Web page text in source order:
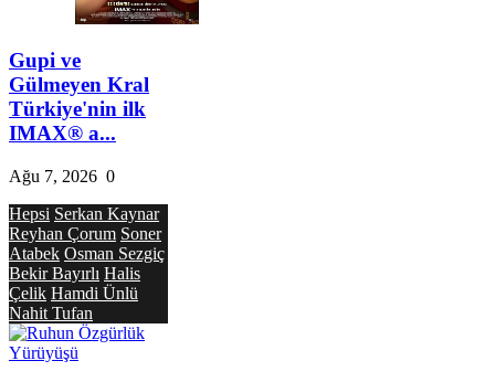
Gupi ve
Gülmeyen Kral
Türkiye'nin ilk
IMAX® a...
Ağu 7, 2026 0
Hepsi Serkan Kaynar
Reyhan Çorum Soner
Atabek Osman Sezgiç
Bekir Bayırlı Halis
Çelik Hamdi Ünlü
Nahit Tufan